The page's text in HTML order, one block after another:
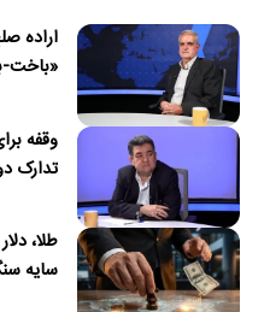
اراده
«باخت-
وقفه
تدارک
طلا،
سایه